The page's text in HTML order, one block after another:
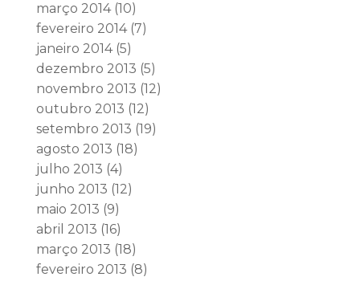
março 2014(10)
fevereiro 2014(7)
janeiro 2014(5)
dezembro 2013 (5)
novembro 2013 (12)
outubro 2013 (12)
setembro 2013 (19)
agosto 2013 (18)
julho 2013 (4)
junho 2013 (12)
maio 2013 (9)
abril 2013 (16)
março 2013 (18)
fevereiro 2013 (8)